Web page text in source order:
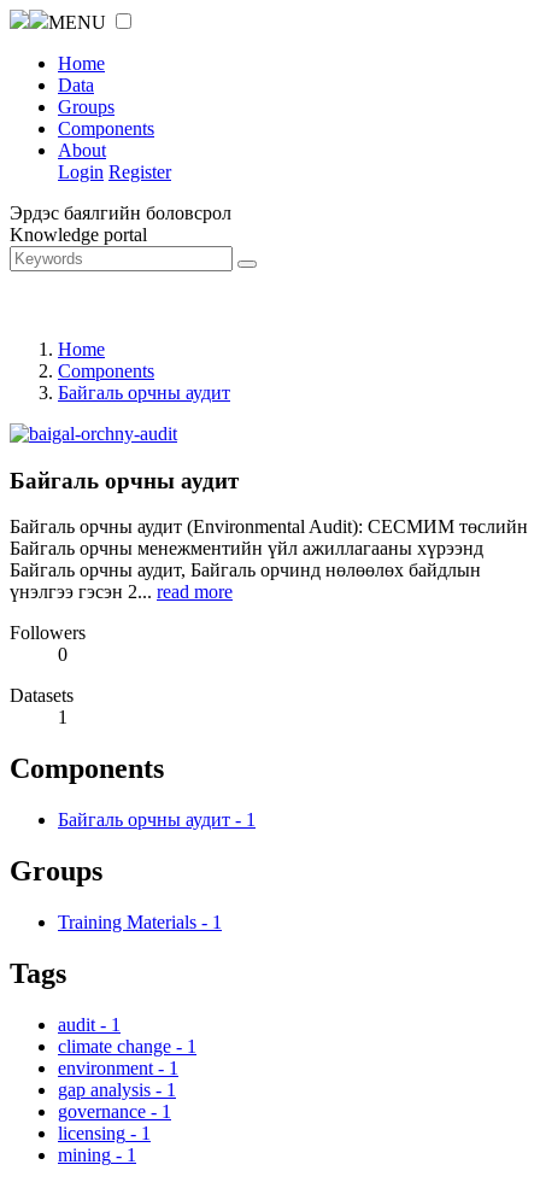
MENU
Home
Data
Groups
Components
About
Login Register
Эрдэс баялгийн боловсрол
Knowledge portal
Home
Components
Байгаль орчны аудит
Байгаль орчны аудит
Байгаль орчны аудит (Environmental Audit): СЕСМИМ төслийн
Байгаль орчны менежментийн үйл ажиллагааны хүрээнд
Байгаль орчны аудит, Байгаль орчинд нөлөөлөх байдлын
үнэлгээ гэсэн 2... read more
Followers
0
Datasets
1
Components
Байгаль орчны аудит - 1
Groups
Training Materials - 1
Tags
audit - 1
climate change - 1
environment - 1
gap analysis - 1
governance - 1
licensing - 1
mining - 1